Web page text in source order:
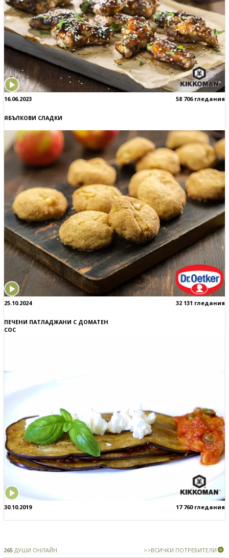
16.06.2023 58 706 гледания
ЯБЪЛКОВИ СЛАДКИ
25.10.2024 32 131 гледания
ПЕЧЕНИ ПАТЛАДЖАНИ С ДОМАТЕН
СОС
30.10.2019 17 760 гледания
265 ДУШИ ОНЛАЙН >>ВСИЧКИ ПОТРЕБИТЕЛИ